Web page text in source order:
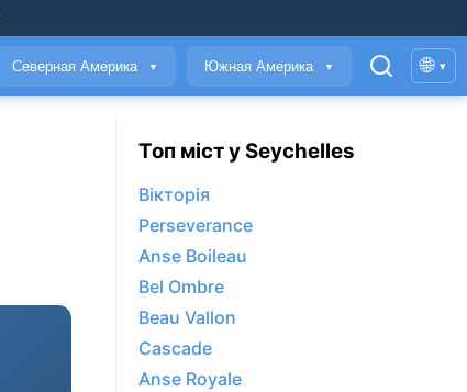
Северная Америка ▼ Южная Америка ▼ 🌐 ▾
Топ міст у Seychelles
Вікторія
Perseverance
Anse Boileau
Bel Ombre
Beau Vallon
Cascade
Anse Royale